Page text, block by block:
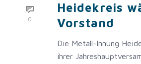
0
Heidekreis
Vorstand
Die Metall-Innung
ihrer